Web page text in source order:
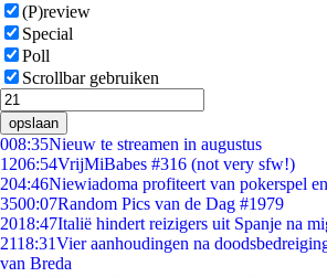
(P)review
Special
Poll
Scrollbar gebruiken
opslaan
008:35Nieuw te streamen in augustus
1206:54VrijMiBabes #316 (not very sfw!)
204:46Niewiadoma profiteert van pokerspel
3500:07Random Pics van de Dag #1979
2018:47Italië hindert reizigers uit Spanje na
2118:31Vier aanhoudingen na
van Breda